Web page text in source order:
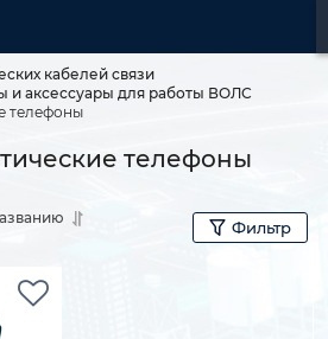
кабелей связи
и аксессуары для работы ВОЛС
телефоны
телефоны
Фильтр